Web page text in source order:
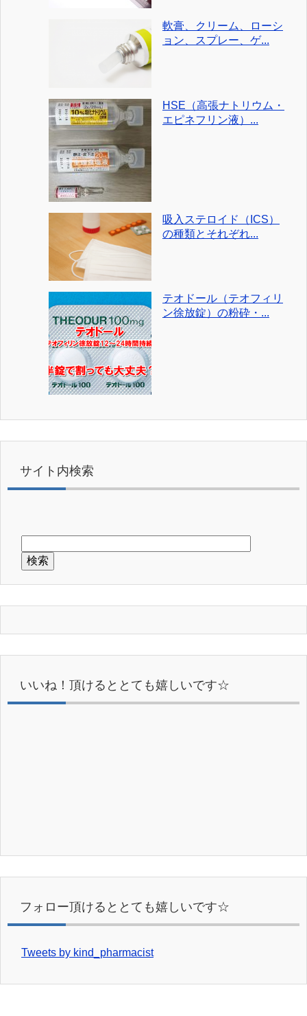
軟膏、クリーム、ローシ
ョン、スプレー、ゲ...
HSE（高張ナトリウム・
エピネフリン液）...
吸入ステロイド（ICS）
の種類とそれぞれ...
テオドール（テオフィリ
ン徐放錠）の粉砕・...
サイト内検索
いいね！頂けるととても嬉しいです☆
フォロー頂けるととても嬉しいです☆
Tweets by kind_pharmacist